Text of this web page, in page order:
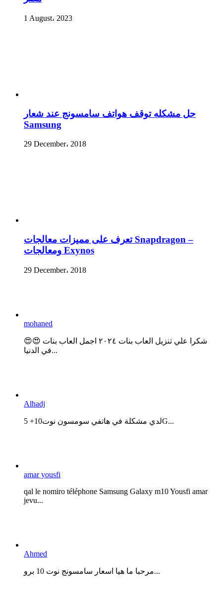
1 August، 2023
حل مشكله توقف هواتف سامسونج عند شعار
Samsung
29 December، 2018
تعرف على مميزات معالجات Snapdragon –
ومعالجات Exynos
29 December، 2018
mohaned
😍😍 شكرا علي تنزيل العاب بنات ٢٠٢٤ اجمل العاب بنات
في الدنيا...
Alhadj
لدي مشكلة في هاتفي سومسون نوت10+ 5G...
amar yousfi
qal le nomiro téléphone Samsung Galaxy m10 Yousfi amar
jevu...
Ahmed
مرحبا ما هيا اسعار سامسونج نوت 10 برو...